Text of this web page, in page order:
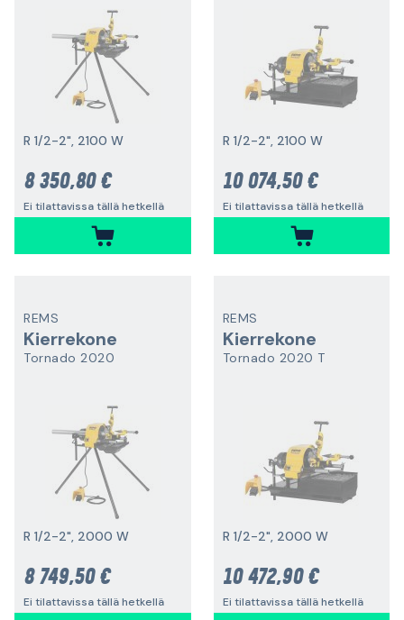
R 1/2-2", 2100 W
8 350,80 €
Ei tilattavissa tällä hetkellä
R 1/2-2", 2100 W
10 074,50 €
Ei tilattavissa tällä hetkellä
REMS
Kierrekone
Tornado 2020
R 1/2-2", 2000 W
8 749,50 €
Ei tilattavissa tällä hetkellä
REMS
Kierrekone
Tornado 2020 T
R 1/2-2", 2000 W
10 472,90 €
Ei tilattavissa tällä hetkellä